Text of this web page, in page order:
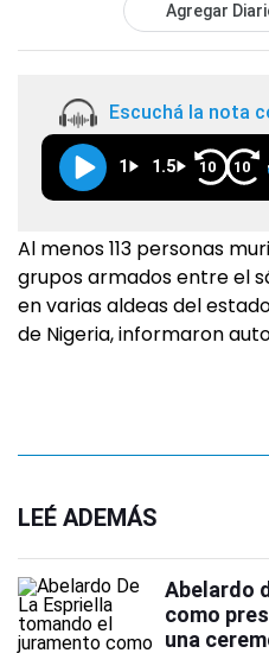
Agregar
Escuchá la nota
1 1.5 10 10
Al menos 113 personas
grupos armados entre el
en varias aldeas del
de Nigeria, informaron
LEÉ ADEMÁS
Abelardo
como
una